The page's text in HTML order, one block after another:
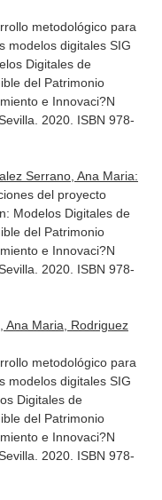
metodológico para
modelos digitales SIG
Digitales de
del Patrimonio
e Innovaci?N
2020. ISBN 978-
Serrano, Ana Maria:
del proyecto
Modelos Digitales de
del Patrimonio
e Innovaci?N
2020. ISBN 978-
Ana Maria, Rodriguez
metodológico para
modelos digitales SIG
Digitales de
del Patrimonio
e Innovaci?N
2020. ISBN 978-